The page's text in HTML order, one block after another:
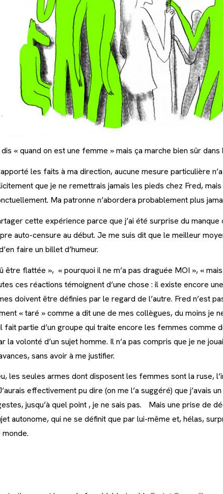
« quand on est une femme » mais ça marche bien sûr dans
les faits à ma direction, aucune mesure particulière
que je ne remettrais jamais les pieds chez Fred,
Ma patronne n’abordera probablement plus
cette expérience parce que j’ai été surprise du manque
auto-censure au début. Je me suis dit que le meilleur
faire un billet d’humeur.
être flattée », « pourquoi il ne m’a pas draguée MOI », «
ces réactions témoignent d’une chose : il existe encore
doivent être définies par le regard de l’autre. Fred n’est
« taré » comme a dit une de mes collègues, du moins je
fait partie d’un groupe qui traite encore les femmes comme
la volonté d’un sujet homme. Il n’a pas compris que je ne
sans avoir à me justifier.
les seules armes dont disposent les femmes sont la ruse,
effectivement pu dire (on me l’a suggéré) que j’avais un
jusqu’à quel point , je ne sais pas. Mais une prise de
autonome, qui ne se définit que par lui-même et, hélas,